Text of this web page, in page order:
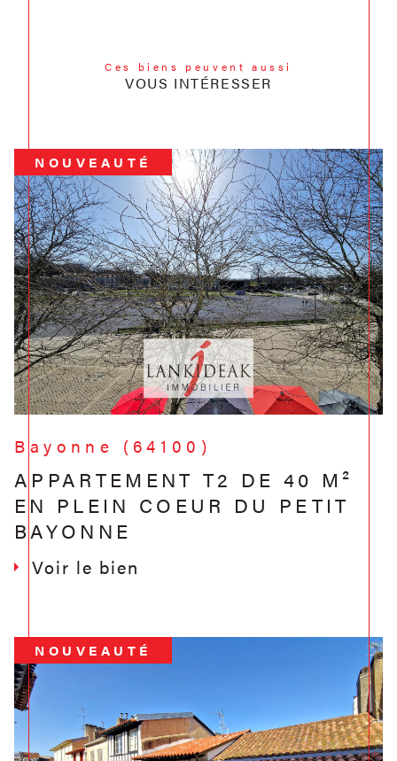
Ces biens peuvent aussi
VOUS INTÉRESSER
NOUVEAUTÉ
Bayonne (64100)
APPARTEMENT T2 DE 40 M²
EN PLEIN COEUR DU PETIT
BAYONNE
Voir le bien
NOUVEAUTÉ